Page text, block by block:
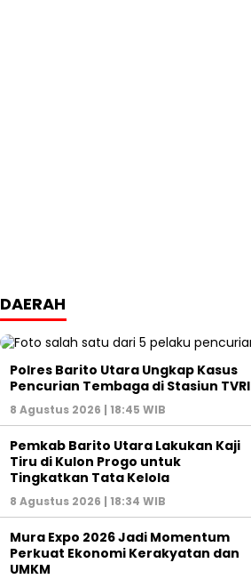
DAERAH
Polres Barito Utara Ungkap Kasus
Pencurian Tembaga di Stasiun TVRI
8 Agustus 2026 | 18:45 WIB
Pemkab Barito Utara Lakukan Kaji
Tiru di Kulon Progo untuk
Tingkatkan Tata Kelola
8 Agustus 2026 | 18:34 WIB
Mura Expo 2026 Jadi Momentum
Perkuat Ekonomi Kerakyatan dan
UMKM